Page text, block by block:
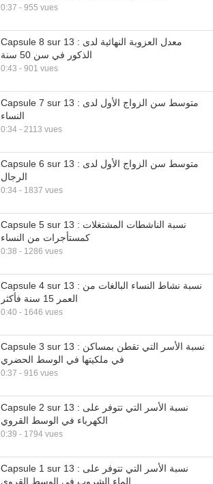
0:37 - 955 vues
Capsule 8 sur 13 : معدل العزوبة النهائية لدى
الذكور في سن 50 سنة
0:43 - 901 vues
Capsule 7 sur 13 : متوسط سن الزواج الأول لدى
النساء
0:34 - 2113 vues
Capsule 6 sur 13 : متوسط سن الزواج الأول لدى
الرجال
0:34 - 1837 vues
Capsule 5 sur 13 : نسبة الناشطات المشتغلات
كمستأجرات من النساء
0:38 - 1286 vues
Capsule 4 sur 13 : نسبة نشاط النساء البالغات من
العمر 15 سنة فأكثر
0:40 - 1646 vues
Capsule 3 sur 13 : نسبة الأسر التي تقطن بمساكن
في ملكيتها في الوسط الحضري
0:37 - 916 vues
Capsule 2 sur 13 : نسبة الأسر التي تتوفر على
الكهرباء في الوسط القروي
0:39 - 1794 vues
Capsule 1 sur 13 : نسبة الأسر التي تتوفر على
الماء الشروب في الوسط القروي